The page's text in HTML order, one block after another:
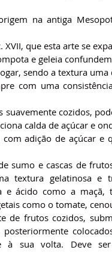
na antiga
que esta arte se
e geleia
sendo a textura uma
com uma
cozidos,
calda de açúcar e
adição de açúcar e
sumo e cascas de
textura gelatinosa e
ácido como a maçã,
como o tomate,
de frutos cozidos,
sua volta. Deve ser